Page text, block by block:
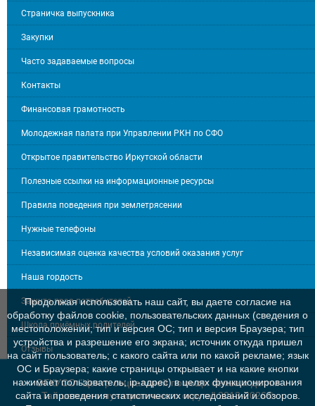
Страничка выпускника
Закупки
Часто задаваемые вопросы
Контакты
Финансовая грамотность
Молодежная палата при Управлении РКН по СФО
Открытое правительство Иркутской области
Полезные ссылки на информационные ресурсы
Правила поведения при землетрясении
Нужные телефоны
Независимая оценка качества условий оказания услуг
Наша гордость
Защита прав потребителей
Школа приёмных родителей
Отзывы
ОГКУСО "Центр социальной помощи семье и детям
Тайшетского мунициапльного округа" 2013-2026©
Продолжая использовать наш сайт, вы даете согласие на
обработку файлов cookie, пользовательских данных (сведения о
местоположении; тип и версия ОС; тип и версия Браузера; тип
устройства и разрешение его экрана; источник откуда пришел
на сайт пользователь; с какого сайта или по какой рекламе; язык
ОС и Браузера; какие страницы открывает и на какие кнопки
нажимает пользователь; ip-адрес) в целях функционирования
сайта и проведения статистических исследований и обзоров.